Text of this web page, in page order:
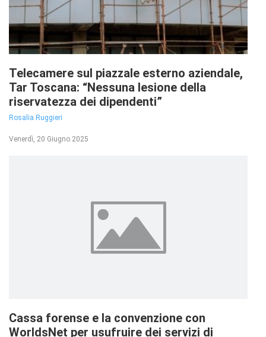
Telecamere sul piazzale esterno aziendale,
Tar Toscana: “Nessuna lesione della
riservatezza dei dipendenti”
Rosalia Ruggieri
Venerdì, 20 Giugno 2025
Cassa forense e la convenzione con
WorldsNet per usufruire dei servizi di